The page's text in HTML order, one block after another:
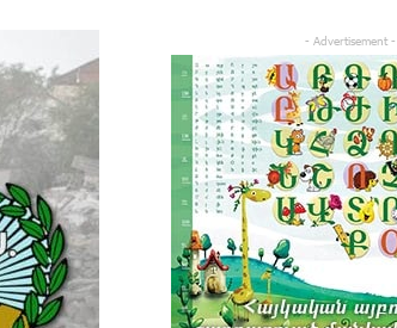
- Advertisement -